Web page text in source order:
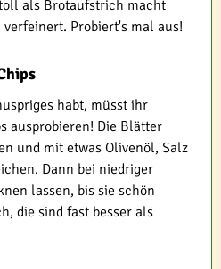
als Brotaufstrich macht
Probiert's mal aus!
habt, müsst ihr
ausprobieren! Die Blätter
und mit etwas Olivenöl, Salz
Dann bei niedriger
lassen, bis sie schön
die sind fast besser als